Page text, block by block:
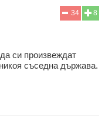
8
34
си произвеждат
съседна държава.